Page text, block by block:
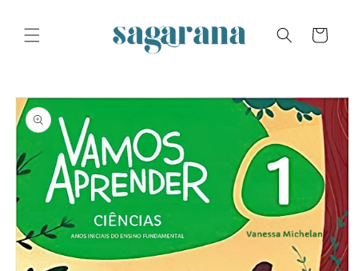
content
Cart
Skip to
product
information